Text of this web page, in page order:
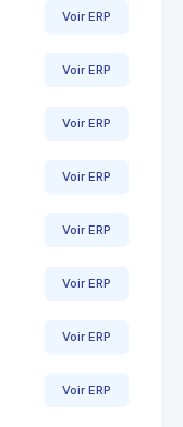
Voir ERP
Voir ERP
Voir ERP
Voir ERP
Voir ERP
Voir ERP
Voir ERP
Voir ERP